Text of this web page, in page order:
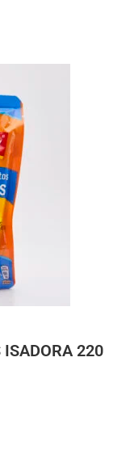
ISADORA 220